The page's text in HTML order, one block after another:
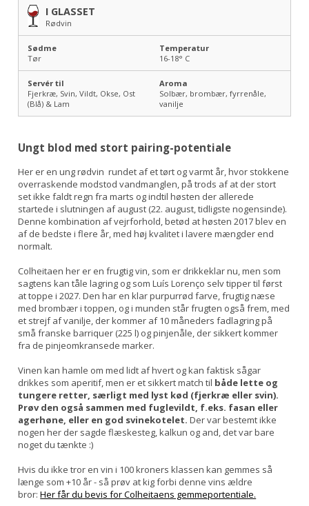
I GLASSET
Rødvin
Sødme
Tør
Temperatur
16-18° C
Servér til
Fjerkræ, Svin, Vildt, Okse, Ost
(Blå) & Lam
Aroma
Solbær, brombær, fyrrenåle,
vanilje
Ungt blod med stort pairing-potentiale
Her er en ung rødvin rundet af et tørt og varmt år, hvor stokkene
overraskende modstod vandmanglen, på trods af at der stort
set ikke faldt regn fra marts og indtil høsten der allerede
startede i slutningen af august (22. august, tidligste nogensinde).
Denne kombination af vejrforhold, betød at høsten 2017 blev en
af de bedste i flere år, med høj kvalitet i lavere mængder end
normalt.
Colheitaen her er en frugtig vin, som er drikkeklar nu, men som
sagtens kan tåle lagring og som Luís Lorenço selv tipper til først
at toppe i 2027. Den har en klar purpurrød farve, frugtig næse
med brombær i toppen, og i munden står frugten også frem, med
et strejf af vanilje, der kommer af 10 måneders fadlagring på
små franske barriquer (225 l) og pinjenåle, der sikkert kommer
fra de pinjeomkransede marker.
Vinen kan hamle om med lidt af hvert og kan faktisk sågar
drikkes som aperitif, men er et sikkert match til både lette og
tungere retter, særligt med lyst kød (fjerkræ eller svin).
Prøv den også sammen med fuglevildt, f.eks. fasan eller
agerhøne, eller en god svinekotelet. Der var bestemt ikke
nogen her der sagde flæskesteg, kalkun og and, det var bare
noget du tænkte :)
Hvis du ikke tror en vin i 100 kroners klassen kan gemmes så
længe som +10 år - så prøv at kig forbi denne vins ældre
bror:Her får du bevis for Colheitaens gemmeportentiale.